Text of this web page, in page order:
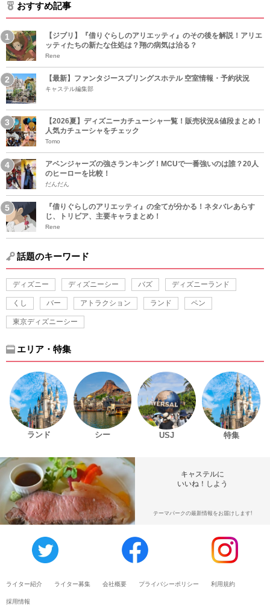
おすすめ記事
【ジブリ】『借りぐらしのアリエッティ』のその後を解説！アリエ
ッティたちの新たな住処は？翔の病気は治る？
Rene
【最新】ファンタジースプリングスホテル 空室情報・予約状況
キャステル編集部
【2026夏】ディズニーカチューシャ一覧！販売状況&値段まとめ！
人気カチューシャをチェック
Tomo
アベンジャーズの強さランキング！MCUで一番強いのは誰？20人
のヒーローを比較！
だんだん
『借りぐらしのアリエッティ』の全てが分かる！ネタバレあらす
じ、トリビア、主要キャラまとめ！
Rene
話題のキーワード
ディズニー ディズニーシー バズ ディズニーランド
くし バー アトラクション ランド ペン
東京ディズニーシー
エリア・特集
ランド シー USJ 特集
キャステルに
いいね！しよう
テーマパークの最新情報をお届けします!
ライター紹介 ライター募集 会社概要 プライバシーポリシー 利用規約
採用情報